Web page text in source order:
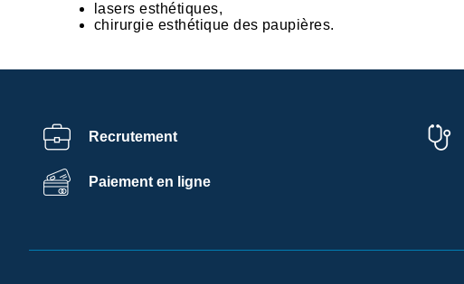
lasers esthétiques,
chirurgie esthétique des paupières.
Recrutement
Paiement en ligne
Centre de
préférences de la
Ramsay Services/Santé utilise sur ce site des cookies afin